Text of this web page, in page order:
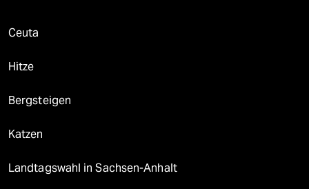
Ceuta
Hitze
Bergsteigen
Katzen
Landtagswahl in Sachsen-Anhalt